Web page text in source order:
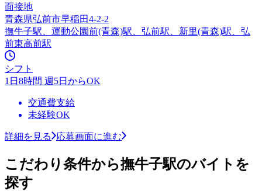
面接地
青森県弘前市早稲田4-2-2
撫牛子駅、運動公園前(青森)駅、弘前駅、新里(青森)駅、弘
前東高前駅
シフト
1日8時間 週5日からOK
交通費支給
未経験OK
詳細を見る 応募画面に進む
こだわり条件から撫牛子駅のバイトを
探す